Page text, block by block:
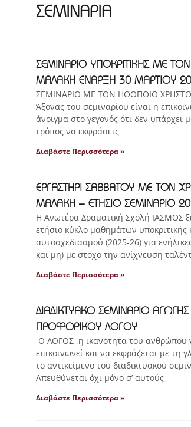
ΣΕΜΙΝΑΡΙΑ
ΣΕΜΙΝΑΡΙΟ ΥΠΟΚΡΙΤΙΚΗΣ ΜΕ
ΜΑΛΑΚΗ ΕΝΑΡΞΗ 30 ΜΑΡΤΙΟΥ
ΣΕΜΙΝΑΡΙΟ ΜΕ ΤΟΝ ΗΘΟΠΟΙΟ
Άξονας του σεμιναρίου είναι η
άνοιγμα στο γεγονός ότι δεν υπάρχει
τρόπος να εκφράσεις
Διαβάστε Περισσότερα »
ΕΡΓΑΣΤΗΡΙ ΣΑΒΒΑΤΟΥ ΜΕ ΤΟΝ
ΜΑΛΑΚΗ – ΕΤΗΣΙΟ ΣΕΜΙΝΑΡΙΟ
Η Ανωτέρα Δραματική Σχολή ΙΑΣΜΟΣ
ετήσιο κύκλο μαθημάτων υποκριτικής
αυτοσχεδιασμού (2025-26) για
και μη) με στόχο την ανίχνευση
Διαβάστε Περισσότερα »
ΔΙΑΔΙΚΤΥΑΚΟ ΣΕΜΙΝΑΡΙΟ ΑΓΩΓΗΣ
ΠΡΟΦΟΡΙΚΟΥ ΛΟΓΟΥ
Ο ΛΟΓΟΣ ,η ικανότητα του ανθρώπου
επικοινωνεί και να εκφράζεται με τη
το αντικείμενο του διαδικτυακού
Απευθύνεται όχι μόνο σ’ αυτούς
Διαβάστε Περισσότερα »